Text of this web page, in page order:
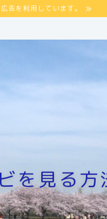
告を利用しています。
を見る方